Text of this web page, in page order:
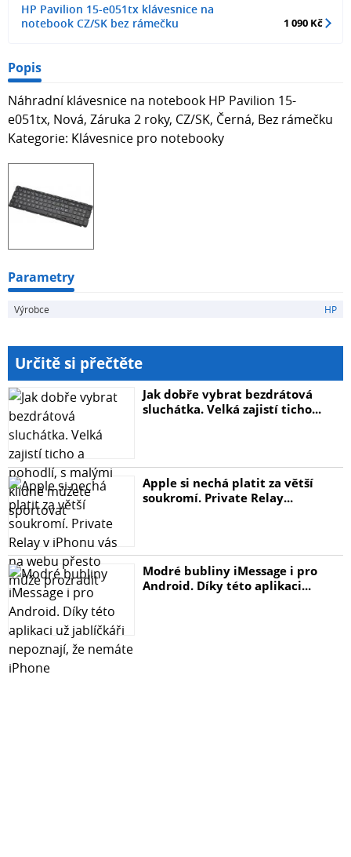
HP Pavilion 15-e051tx klávesnice na
notebook CZ/SK bez rámečku
1 090 Kč
Popis
Náhradní klávesnice na notebook HP Pavilion 15-
e051tx, Nová, Záruka 2 roky, CZ/SK, Černá, Bez rámečku
Kategorie: Klávesnice pro notebooky
Parametry
Výrobce HP
Určitě si přečtěte
Jak dobře vybrat bezdrátová
sluchátka. Velká zajistí ticho...
Apple si nechá platit za větší
soukromí. Private Relay...
Modré bubliny iMessage i pro
Android. Díky této aplikaci...